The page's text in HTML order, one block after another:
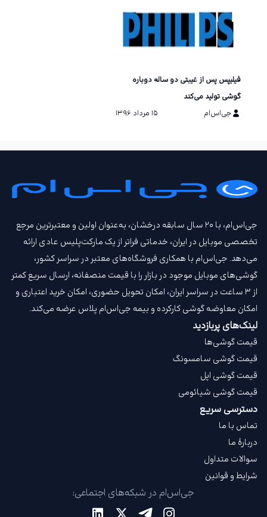
فیلیپس پس از غیبتی دو ساله دوباره
گوشی تولید می‌کند
جی‌اس‌ام
۱۵ مرداد ۱۳۹۶
جی‌اس‌ام، با ۲۰ سال سابقه درخشان، به‌عنوان اولین و معتبرترین مرجع
تخصصی موبایل در ایران، خدماتی فراتر از یک مارکت‌پلیس عادی ارائه
می‌دهد. جی‌اس‌ام با همکاری فروشگاه‌های معتبر در سراسر کشور،
گوشی‌های موبایل موجود در بازار را با قیمت‌ منصفانه، ارسال سریع کمتر
از ۳ ساعت در سراسر ایران، امکان تحویل حضوری، امکان خرید اعتباری و
امکان معاوضه گوشی کارکرده و بیمه جی‌اس‌ام‌ پلاس عرضه می‌کند.
لینک‌های پربازدید
قیمت گوشی‌ها
قیمت گوشی سامسونگ
قیمت گوشی اپل
قیمت گوشی شیائومی
دسترسی سریع
تماس با ما
دربارهٔ ما
سوالات متداول
شرایط و قوانین
جی‌اس‌ام در شبکه‌های اجتماعی: